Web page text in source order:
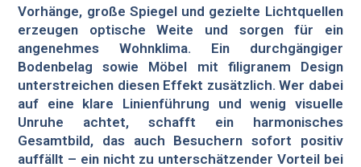
Vorhänge, große Spiegel und gezielte Lichtquellen
erzeugen optische Weite und sorgen für ein
angenehmes Wohnklima. Ein durchgängiger
Bodenbelag sowie Möbel mit filigranem Design
unterstreichen diesen Effekt zusätzlich. Wer dabei
auf eine klare Linienführung und wenig visuelle
Unruhe achtet, schafft ein harmonisches
Gesamtbild, das auch Besuchern sofort positiv
auffällt – ein nicht zu unterschätzender Vorteil bei